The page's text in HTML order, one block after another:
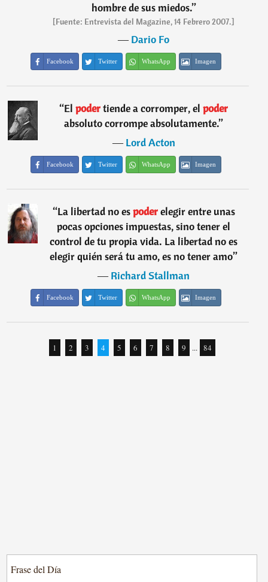
hombre de sus miedos.”
[Fuente: Entrevista del Magazine, 14 Febrero 2007.]
―Dario Fo
Facebook Twitter WhatsApp Imagen
“El podertiende a corromper, el poder
absoluto corrompe absolutamente.”
―Lord Acton
Facebook Twitter WhatsApp Imagen
“La libertad no espoderelegir entre unas
pocas opciones impuestas, sino tener el
control de tu propia vida. La libertad no es
elegir quién será tu amo, es no tener amo”
―Richard Stallman
Facebook Twitter WhatsApp Imagen
1 2 3 4 5 6 7 8 9 ... 84
Frase del Día